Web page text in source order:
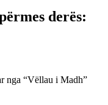
derës:
nga “Vëllau i Madh”